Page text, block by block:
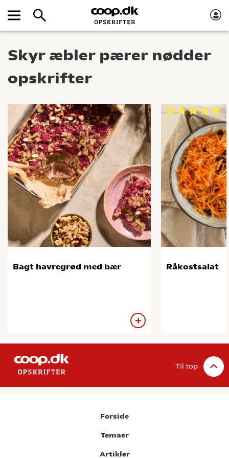
Skyr æbler pærer nødder
opskrifter
Bagt havregrød med bær Råkostsalat
Til top
Forside
Temaer
Artikler